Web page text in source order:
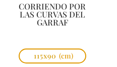
CORRIENDO POR
LAS CURVAS DEL
GARRAF
115x90 (cm)